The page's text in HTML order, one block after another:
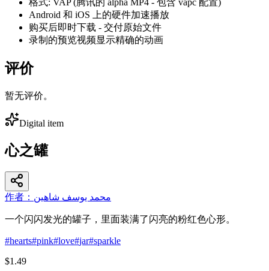
Android 和 iOS 上的硬件加速播放
购买后即时下载 - 交付原始文件
录制的预览视频显示精确的动画
评价
暂无评价。
Digital item
心之罐
作者：محمد يوسف شاهين
一个闪闪发光的罐子，里面装满了闪亮的粉红色心形。
#hearts#pink#love#jar#sparkle
$1.49